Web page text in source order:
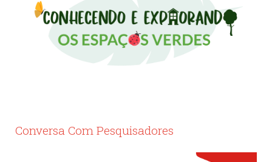
Conversa Com Pesquisadores